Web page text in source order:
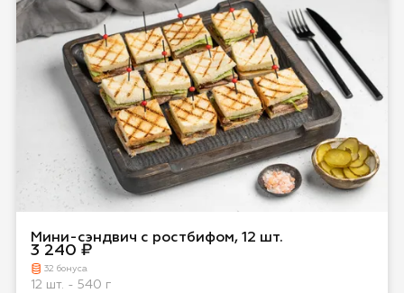
Мини-сэндвич с ростбифом, 12 шт.
3 240 ₽
32 бонуса
12 шт. - 540 г